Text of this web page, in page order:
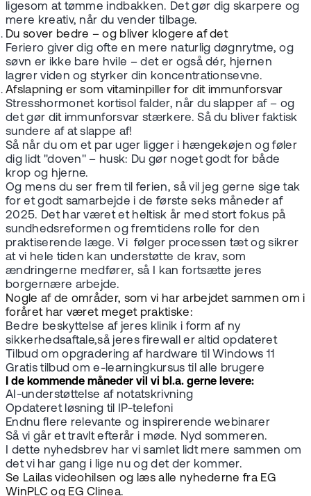
ligesom at tømme indbakken. Det gør dig skarpere og
mere kreativ, når du vender tilbage.
Du sover bedre – og bliver klogere af det
Feriero giver dig ofte en mere naturlig døgnrytme, og
søvn er ikke bare hvile – det er også dér, hjernen
lagrer viden og styrker din koncentrationsevne.
Afslapning er som vitaminpiller for dit immunforsvar
Stresshormonet kortisol falder, når du slapper af – og
det gør dit immunforsvar stærkere. Så du bliver faktisk
sundere af at slappe af!
Så når du om et par uger ligger i hængekøjen og føler
dig lidt "doven" – husk: Du gør noget godt for både
krop og hjerne.
Og mens du ser frem til ferien, så vil jeg gerne sige tak
for et godt samarbejde i de første seks måneder af
2025. Det har været et heltisk år med stort fokus på
sundhedsreformen og fremtidens rolle for den
praktiserende læge. Vi følger processen tæt og sikrer
at vi hele tiden kan understøtte de krav, som
ændringerne medfører, så I kan fortsætte jeres
borgernære arbejde.
Nogle af de områder, som vi har arbejdet sammen om i
foråret har været meget praktiske:
Bedre beskyttelse af jeres klinik i form af ny
sikkerhedsaftale,så jeres firewall er altid opdateret
Tilbud om opgradering af hardware til Windows 11
Gratis tilbud om e-learningkursus til alle brugere
I de kommende måneder vil vi bl.a. gerne levere:
AI-understøttelse af notatskrivning
Opdateret løsning til IP-telefoni
Endnu flere relevante og inspirerende webinarer
Så vi går et travlt efterår i møde. Nyd sommeren.
I dette nyhedsbrev har vi samlet lidt mere sammen om
det vi har gang i lige nu og det der kommer.
Se Lailas videohilsen og læs alle nyhederne fra EG
WinPLC og EG Clinea.